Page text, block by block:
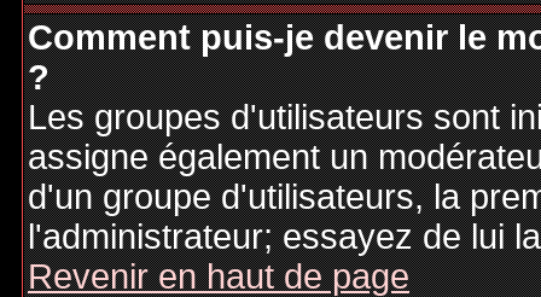
Comment puis-je devenir le
?
Les groupes d'utilisateurs sont
assigne également un
d'un groupe d'utilisateurs, la
l'administrateur; essayez de lui
Revenir en haut de page